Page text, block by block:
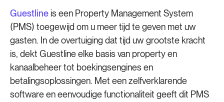
Guestlineis een Property Management System
(PMS) toegewijd om u meer tijd te geven met uw
gasten. In de overtuiging dat tijd uw grootste kracht
is, dekt Guestline elke basis van property en
kanaalbeheer tot boekingsengines en
betalingsoplossingen. Met een zelfverklarende
software en eenvoudige functionaliteit geeft dit PMS